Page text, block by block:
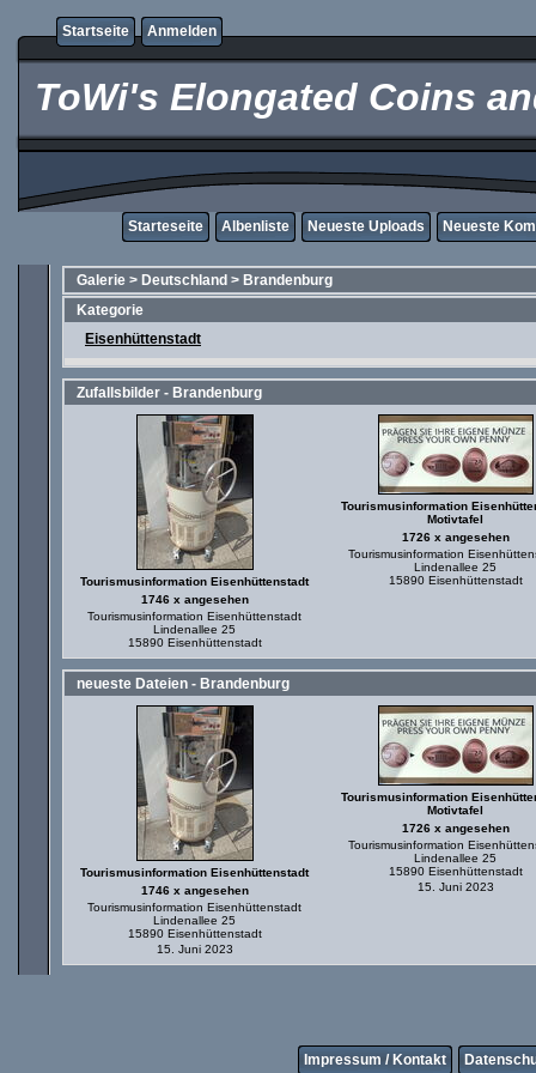
Startseite Anmelden
ToWi's Elongated Coins
Starteseite Albenliste Neueste Uploads Neueste
Galerie > Deutschland > Brandenburg
Kategorie
Eisenhüttenstadt
Zufallsbilder - Brandenburg
Tourismusinformation Eisenhüttenstadt
1746 x angesehen
Tourismusinformation Eisenhüttenstadt
Lindenallee 25
15890 Eisenhüttenstadt
Tourismusinformation
Motivtafel
1726 x angesehen
Tourismusinformation
Lindenallee 25
15890 Eisenhüttenstadt
neueste Dateien - Brandenburg
Tourismusinformation Eisenhüttenstadt
1746 x angesehen
Tourismusinformation Eisenhüttenstadt
Lindenallee 25
15890 Eisenhüttenstadt
15. Juni 2023
Tourismusinformation
Motivtafel
1726 x angesehen
Tourismusinformation
Lindenallee 25
15890 Eisenhüttenstadt
15. Juni 2023
Impressum / Kontakt